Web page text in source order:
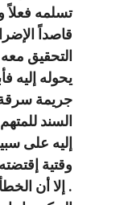
تسلمه فعلاً
قاصداً
التحقيق
يحوله إليه
جريمة سرقة
السند
إليه على
وقتية
. إلا أن